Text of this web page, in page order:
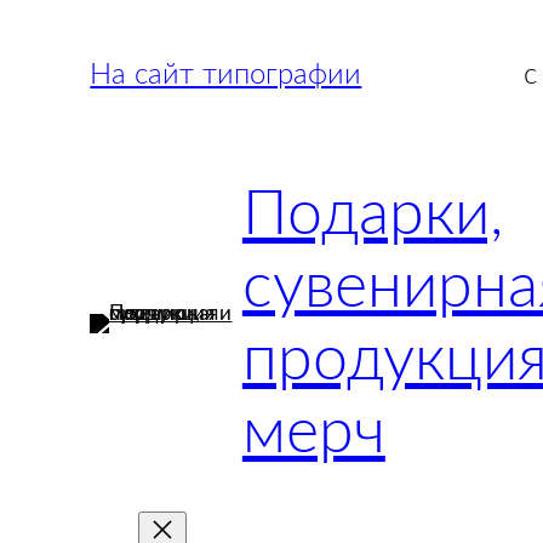
содержимомуНа сайт типографии
Подарки,
мерч